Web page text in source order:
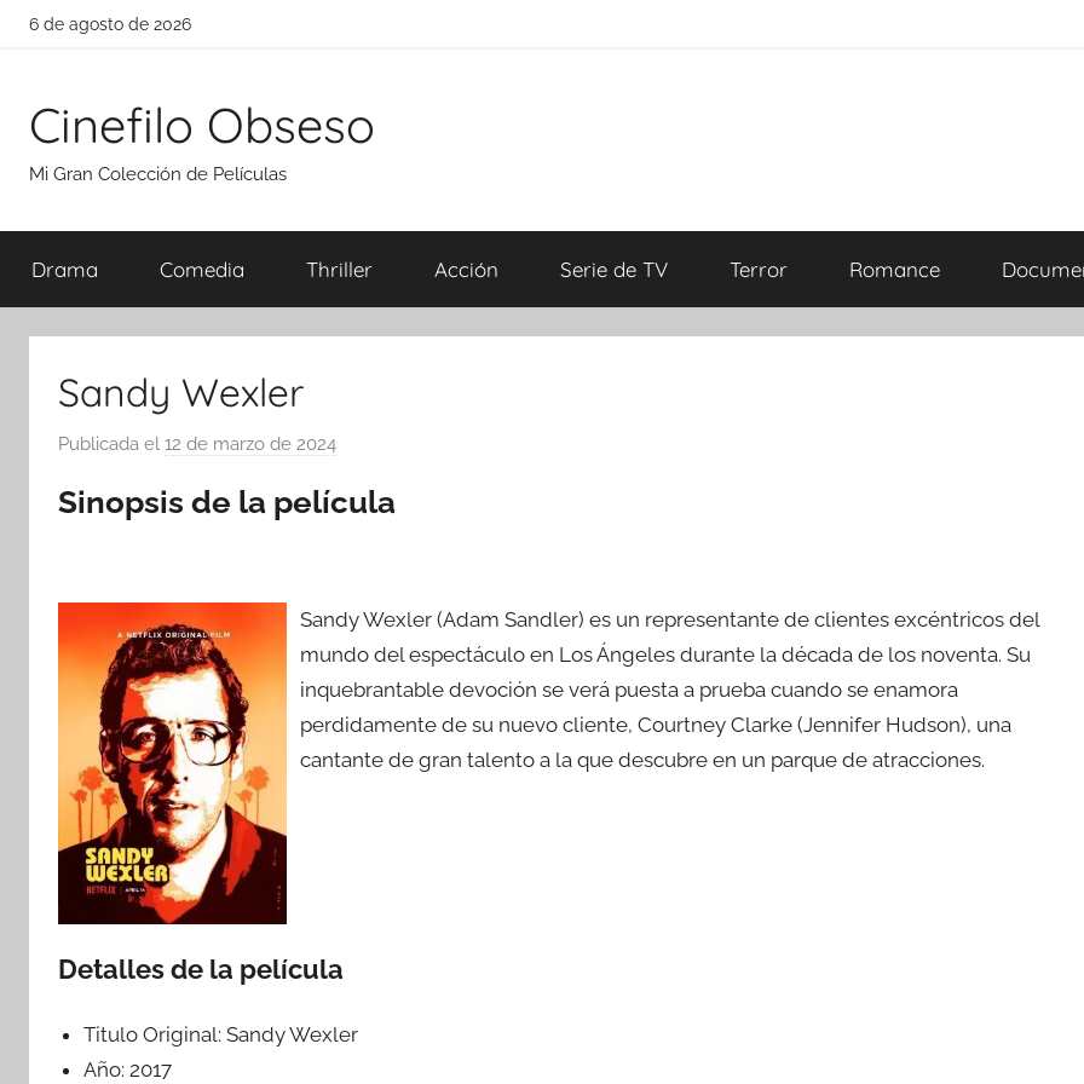
Saltar
6 de agosto de 2026
Cinefilo Obseso
Mi Gran Colección de Películas
Drama Comedia Thriller Acción Serie de TV Terror Romance
Sandy Wexler
Publicada el 12 de marzo de 2024
r
Sinopsis de la película
Sandy Wexler (Adam Sandler) es un representante de clientes excéntricos del
mundo del espectáculo en Los Ángeles durante la década de los noventa. Su
inquebrantable devoción se verá puesta a prueba cuando se enamora
perdidamente de su nuevo cliente, Courtney Clarke (Jennifer Hudson), una
cantante de gran talento a la que descubre en un parque de atracciones.
Detalles de la película
Titulo Original:Sandy Wexler
Año:2017